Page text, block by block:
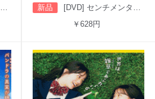
新品
[DVD] センチメンタル・バリュー
￥628円